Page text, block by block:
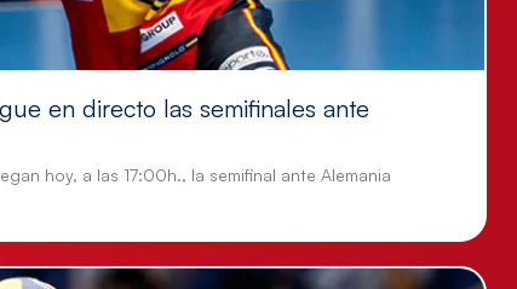
en directo las semifinales ante
hoy, a las 17:00h., la semifinal ante Alemania